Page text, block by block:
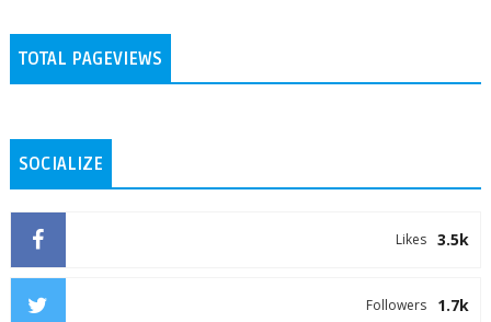
TOTAL PAGEVIEWS
SOCIALIZE
3.5k
Likes
1.7k
Followers